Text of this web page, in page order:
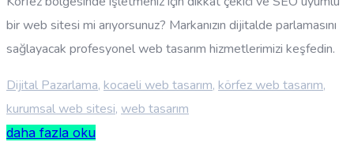
bir web sitesi mi arıyorsunuz? Markanızın dijitalde parlamasını
sağlayacak profesyonel web tasarım hizmetlerimizi keşfedin.
Dijital Pazarlama, kocaeli web tasarım, körfez web tasarım,
kurumsal web sitesi, web tasarım
daha fazla oku